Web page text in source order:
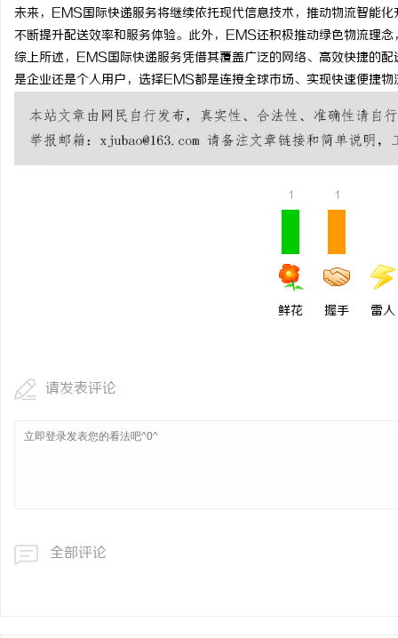
未来，EMS国际快递服务将继续依托现代信息技术，推动物流智能
不断提升配送效率和服务体验。此外，EMS还积极推动绿色物流理
综上所述，EMS国际快递服务凭借其覆盖广泛的网络、高效快捷的
是企业还是个人用户，选择EMS都是连接全球市场、实现快速便捷物
1
鲜花
1
握手 雷人
请发表评论
全部评论
330FE20耐磨改性颗粒
的秘密武器